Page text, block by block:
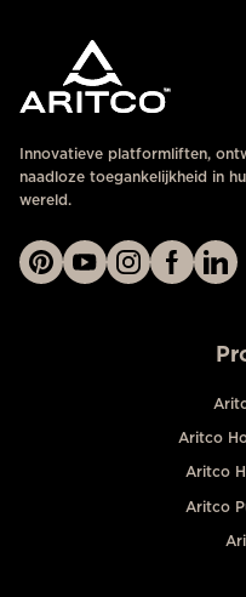
Innovatieve platformliften,
naadloze toegankelijkheid in
wereld.
Aritco
Aritco
Aritco